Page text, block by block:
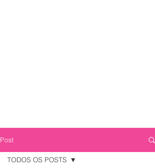
Post
TODOS OS POSTS